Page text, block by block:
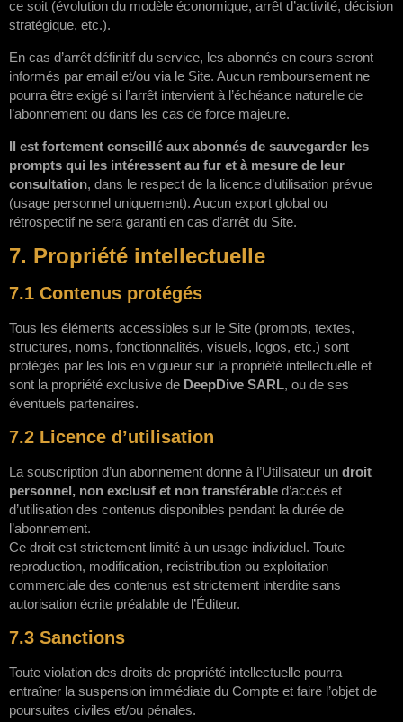
ce soit (évolution du modèle économique, arrêt d’activité, décision
stratégique, etc.).
En cas d’arrêt définitif du service, les abonnés en cours seront
informés par email et/ou via le Site. Aucun remboursement ne
pourra être exigé si l’arrêt intervient à l’échéance naturelle de
l’abonnement ou dans les cas de force majeure.
Il est fortement conseillé aux abonnés de sauvegarder les
prompts qui les intéressent au fur et à mesure de leur
consultation, dans le respect de la licence d’utilisation prévue
(usage personnel uniquement). Aucun export global ou
rétrospectif ne sera garanti en cas d’arrêt du Site.
7. Propriété intellectuelle
7.1 Contenus protégés
Tous les éléments accessibles sur le Site (prompts, textes,
structures, noms, fonctionnalités, visuels, logos, etc.) sont
protégés par les lois en vigueur sur la propriété intellectuelle et
sont la propriété exclusive de DeepDive SARL, ou de ses
éventuels partenaires.
7.2 Licence d’utilisation
La souscription d’un abonnement donne à l’Utilisateur un droit
personnel, non exclusif et non transférable d’accès et
d’utilisation des contenus disponibles pendant la durée de
l’abonnement.
Ce droit est strictement limité à un usage individuel. Toute
reproduction, modification, redistribution ou exploitation
commerciale des contenus est strictement interdite sans
autorisation écrite préalable de l’Éditeur.
7.3 Sanctions
Toute violation des droits de propriété intellectuelle pourra
entraîner la suspension immédiate du Compte et faire l’objet de
poursuites civiles et/ou pénales.